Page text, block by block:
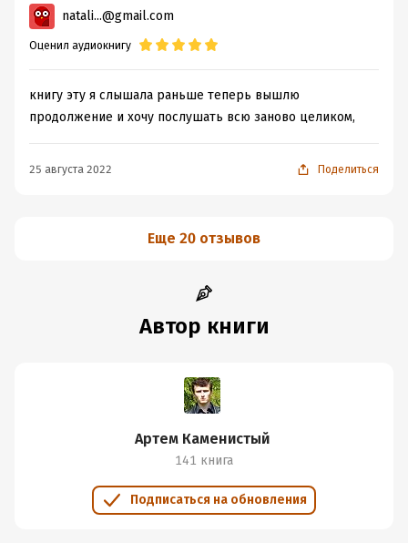
natali...@gmail.com
Оценил аудиокнигу
книгу эту я слышала раньше теперь вышлю
продолжение и хочу послушать всю заново целиком,
25 августа 2022 Поделиться
Еще 20 отзывов
Автор книги
Артем Каменистый
141 книга
Подписаться на обновления